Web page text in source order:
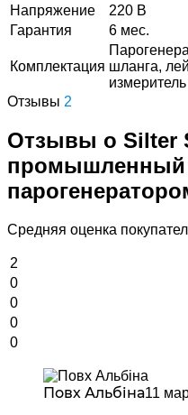
Напряжение
220 В
Гарантия
6 мес.
Комплектация шланга,
Отзывы 2
Отзывы о Silter
промышленный
Средняя оценка
2
0
0
0
0
Повх Альбіна11